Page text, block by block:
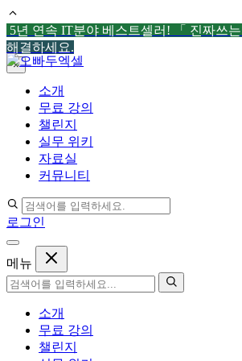
5년 연속 IT분야 베스트셀러! 「 진짜쓰
해결하세요.
×
컨
텐
소개
무료 강의
챌린지
실무 위키
자료실
커뮤니티
로그인
메뉴
소개
무료 강의
챌린지